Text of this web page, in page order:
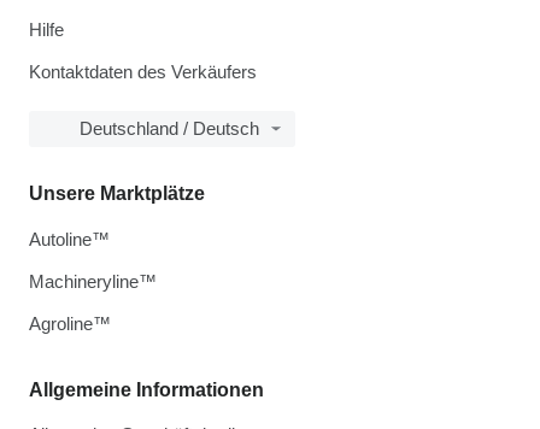
Hilfe
Kontaktdaten des Verkäufers
Deutschland / Deutsch
Allgemeine Informationen
Unsere Marktplätze
Autoline™
Machineryline™
Agroline™